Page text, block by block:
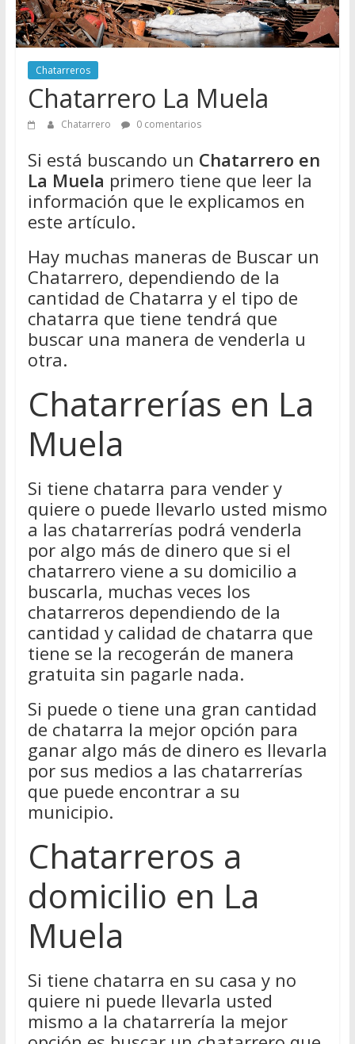
de
Chatarreros
para
vender
Chatarra
Chatarreros
Chatarrero La Muela
Chatarrero 0 comentarios
Si está buscando un Chatarrero en
La Muela primero tiene que leer la
información que le explicamos en
este artículo.
Hay muchas maneras de Buscar un
Chatarrero, dependiendo de la
cantidad de Chatarra y el tipo de
chatarra que tiene tendrá que
buscar una manera de venderla u
otra.
Chatarrerías en La
Muela
Si tiene chatarra para vender y
quiere o puede llevarlo usted mismo
a las chatarrerías podrá venderla
por algo más de dinero que si el
chatarrero viene a su domicilio a
buscarla, muchas veces los
chatarreros dependiendo de la
cantidad y calidad de chatarra que
tiene se la recogerán de manera
gratuita sin pagarle nada.
Si puede o tiene una gran cantidad
de chatarra la mejor opción para
ganar algo más de dinero es llevarla
por sus medios a las chatarrerías
que puede encontrar a su
municipio.
Chatarreros a
domicilio en La
Muela
Si tiene chatarra en su casa y no
quiere ni puede llevarla usted
mismo a la chatarrería la mejor